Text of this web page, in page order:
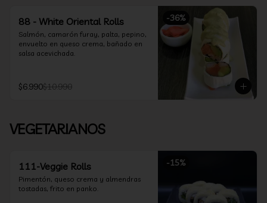
-36%
88 - White Oriental Rolls
Salmón, camarón furay, palta, pepino,
envuelto en queso crema, bañado en
salsa acevichada.
$6.990$10.990
VEGETARIANOS
-15%
111-Veggie Rolls
Pimentón, queso crema y almendras
tostadas, frito en panko.